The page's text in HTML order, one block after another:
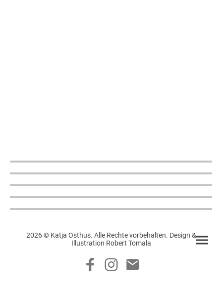
2026 © Katja Osthus. Alle Rechte vorbehalten. Design &
Illustration Robert Tomala